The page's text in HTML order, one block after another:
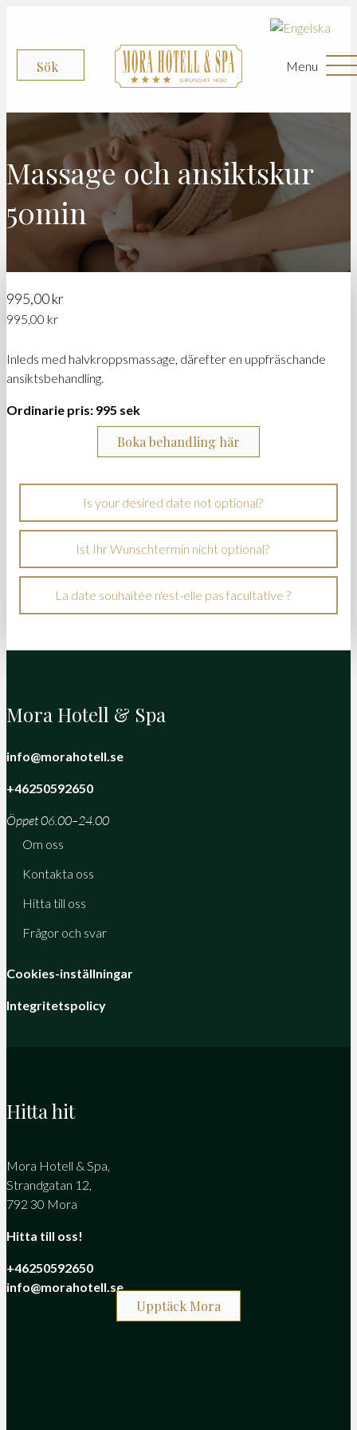
Sök Menu
Massage och ansiktskur
50min
995,00kr
995,00 kr
Inleds med halvkroppsmassage, därefter en uppfräschande
ansiktsbehandling.
Ordinarie pris: 995 sek
Boka behandling här
Is your desired date not optional?
Ist Ihr Wunschtermin nicht optional?
La date souhaitée n'est-elle pas facultative ?
Mora Hotell & Spa
info@morahotell.se
+46250592650
Öppet 06.00–24.00
Om oss
Kontakta oss
Hitta till oss
Frågor och svar
Cookies-inställningar
Integritetspolicy
Hitta hit
Mora Hotell & Spa,
Strandgatan 12,
792 30 Mora
Hitta till oss!
+46250592650
info@morahotell.se
Upptäck Mora